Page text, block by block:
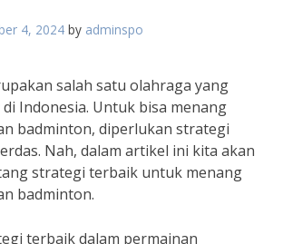
4, 2024 by adminspo
salah satu olahraga yang
Indonesia. Untuk bisa menang
badminton, diperlukan strategi
Nah, dalam artikel ini kita akan
strategi terbaik untuk menang
badminton.
terbaik dalam permainan